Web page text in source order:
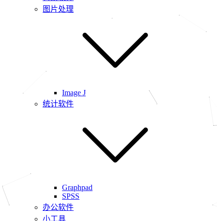
图片处理
Image J
统计软件
Graphpad
SPSS
办公软件
小工具